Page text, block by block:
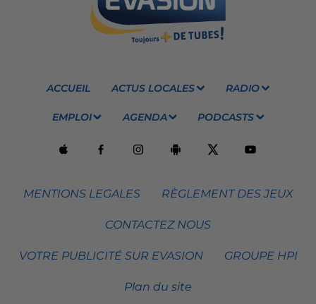
ACCUEIL ACTUS LOCALES RADIO
EMPLOI AGENDA PODCASTS
MENTIONS LEGALES RÈGLEMENT DES JEUX
CONTACTEZ NOUS
VOTRE PUBLICITÉ SUR EVASION GROUPE HPI
Plan du site